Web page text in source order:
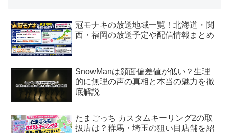
冠モナキの放送地域一覧！北海道・関
西・福岡の放送予定や配信情報まとめ
SnowManは顔面偏差値が低い？生理
的に無理の声の真相と本当の魅力を徹
底解説
たまごっち カスタムキーリング2の取
扱店は？群馬・埼玉の狙い目店舗を紹